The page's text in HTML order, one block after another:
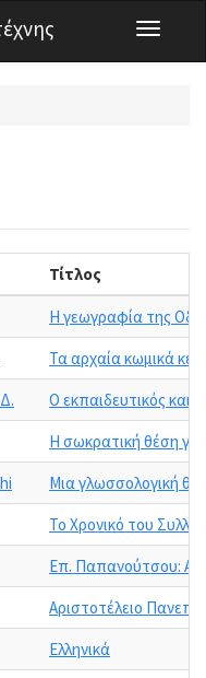
Toggle
Τίτλος
Η γεωγραφία της
Τα αρχαία κωμικά
Ο εκπαιδευτικός και
Η σωκρατική θέση
Μια γλωσσολογική
Το Χρονικό του
Επ. Παπανούτσου: Αλ.
Αριστοτέλειο
Ελληνικά